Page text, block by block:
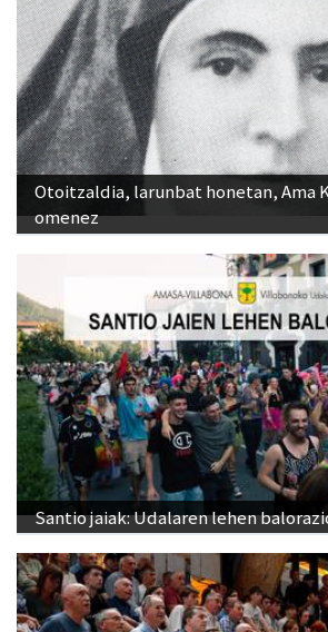
Otoitzaldia, larunbat honetan, Ama
omenez
Santio jaiak: Udalaren lehen